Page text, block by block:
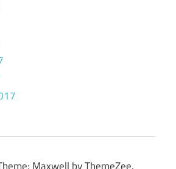
Maxwell by ThemeZee.